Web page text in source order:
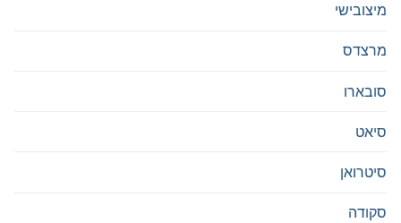
מיצובישי
מרצדס
סובארו
סיאט
סיטרואן
סקודה